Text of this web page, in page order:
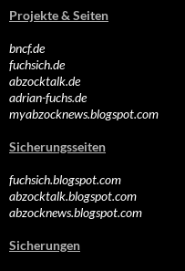
Projekte & Seiten
bncf.de
fuchsich.de
abzocktalk.de
adrian-fuchs.de
myabzocknews.blogspot.com
Sicherungsseiten
fuchsich.blogspot.com
abzocktalk.blogspot.com
abzocknews.blogspot.com
Sicherungen